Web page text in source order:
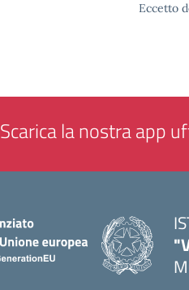
Eccetto
Scarica la nostra app